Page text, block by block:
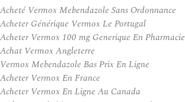
Acheté Vermox Mebendazole Sans Ordonnance
Acheter Générique Vermox Le Portugal
Acheter Vermox 100 mg Generique En Pharmacie
Achat Vermox Angleterre
Vermox Mebendazole Bas Prix En Ligne
Acheter Vermox En France
Acheter Vermox En Ligne Au Canada